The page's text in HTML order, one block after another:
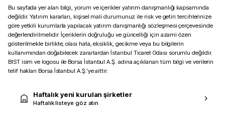
Bu sayfada yer alan bilgi, yorum ve içerikler yatırım danışmanlığı kapsamında
değildir. Yatırım kararları, kişisel mali durumunuz ile risk ve getiri tercihlerinize
göre yetkili kurumlarla yapılacak yatırım danışmanlığı sözleşmesi çerçevesinde
değerlendirilmelidir. İçeriklerin doğruluğu ve güncelliği için azami özen
gösterilmekle birlikte, olası hata, eksiklik, gecikme veya bu bilgilerin
kullanımından doğabilecek zararlardan İstanbul Ticaret Odası sorumlu değildir.
BIST isim ve logosu ile Borsa İstanbul A.Ş. adına açıklanan tüm bilgi ve verilerin
telif hakları Borsa İstanbul A.Ş.’ye aittir.
Haftalık yeni kurulan şirketler
Haftalık listeye göz atın